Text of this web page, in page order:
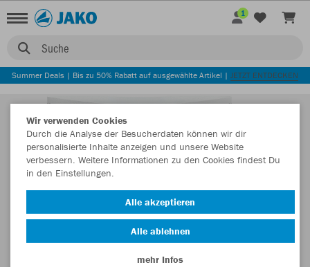
Suche
1
Summer Deals | Bis zu 50% Rabatt auf ausgewählte Artikel | JETZT ENTDECKEN
Wir verwenden Cookies
Durch die Analyse der Besucherdaten können wir dir
personalisierte Inhalte anzeigen und unsere Website
verbessern. Weitere Informationen zu den Cookies findest Du
in den Einstellungen.
Alle akzeptieren
Alle ablehnen
mehr Infos